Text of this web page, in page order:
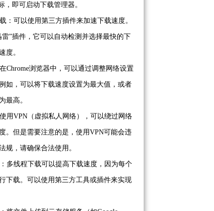
，即可启动下载管理器。
：可以使用第三方插件来加速下载速度。
”插件，它可以自动检测并选择最快的下
度。
Chrome浏览器中，可以通过调整网络设置
如，可以将下载速度设置为最大值，或者
最高。
用VPN（虚拟私人网络），可以绕过网络
。但是需要注意的是，使用VPN可能会违
规，请确保合法使用。
多线程下载可以提高下载速度，因为每个
下载。可以使用第三方工具或插件来实现